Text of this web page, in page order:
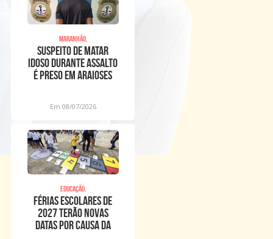
Maranhão,
Suspeito de matar
idoso durante assalto
é preso em Araioses
Em 08/07/2026
Educação,
Férias escolares de
2027 terão novas
datas por causa da